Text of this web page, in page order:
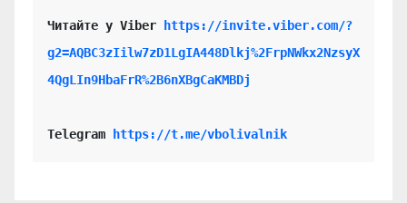
Читайте у Viber
https://invite.viber.com/?
g2=AQBC3zIilw7zD1LgIA448Dlkj%2FrpNWkx2NzsyX
4QgLIn9HbaFrR%2B6nXBgCaKMBDj
Telegram https://t.me/vbolivalnik